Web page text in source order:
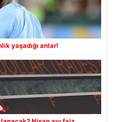
yaşadığı anlar!
Nisan ayı faiz